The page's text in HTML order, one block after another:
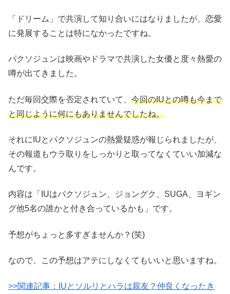
「ドリーム」で共演して知り合いにはなりましたが、恋愛
に発展することは特になかったですね。
パクソジュンは映画やドラマで共演した女優と度々熱愛の
噂が出てきました。
ただ毎回交際を否定されていて、 今回のIUとの噂も今まで
と同じように何にもありませんでしたね。
それにIUとパクソジュンの熱愛疑惑が報じられましたが、
その報道もウラ取りをしっかりと取ってなくていい加減な
んです。
内容は「IUはパクソジュン、ジョングク、SUGA、ヨギン
グ他5名の誰かと付き合っているかも」です。
予想がちょっと多すぎませんか？(笑)
なので、この予想はアテにしなくてもいいと思いますね。
>>関連記事：
IUとソルリとハラは親友？仲良くなったき